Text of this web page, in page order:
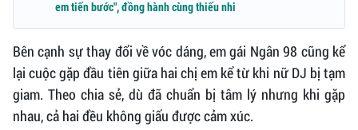
em tiến bước", đồng hành cùng thiếu nhi
Bên cạnh sự thay đổi về vóc dáng, em gái Ngân 98 cũng kể
lại cuộc gặp đầu tiên giữa hai chị em kể từ khi nữ DJ bị tạm
giam. Theo chia sẻ, dù đã chuẩn bị tâm lý nhưng khi gặp
nhau, cả hai đều không giấu được cảm xúc.